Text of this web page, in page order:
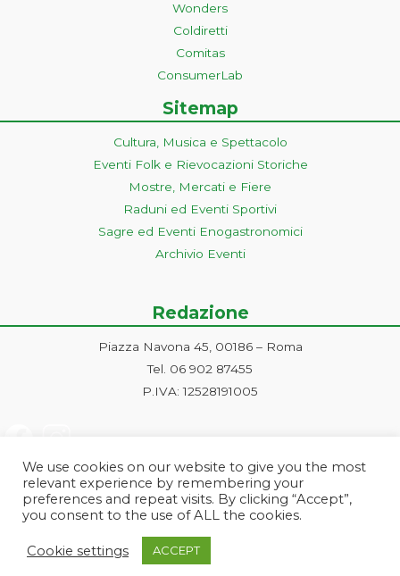
Wonders
Coldiretti
Comitas
ConsumerLab
Sitemap
Cultura, Musica e Spettacolo
Eventi Folk e Rievocazioni Storiche
Mostre, Mercati e Fiere
Raduni ed Eventi Sportivi
Sagre ed Eventi Enogastronomici
Archivio Eventi
Redazione
Piazza Navona 45, 00186 – Roma
Tel. 06 902 87455
P.IVA: 12528191005
Roma | PI e CF: 12528191005 | markonetsrl@pec.it |
We use cookies on our website to give you the most
relevant experience by remembering your
preferences and repeat visits. By clicking “Accept”,
you consent to the use of ALL the cookies.
Cookie settings ACCEPT